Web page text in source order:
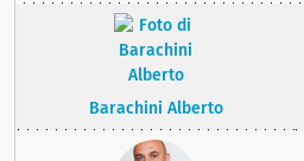
Barachini Alberto